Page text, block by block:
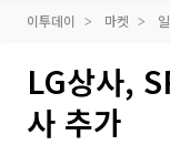
이투데이 마켓
LG상사,
사 추가